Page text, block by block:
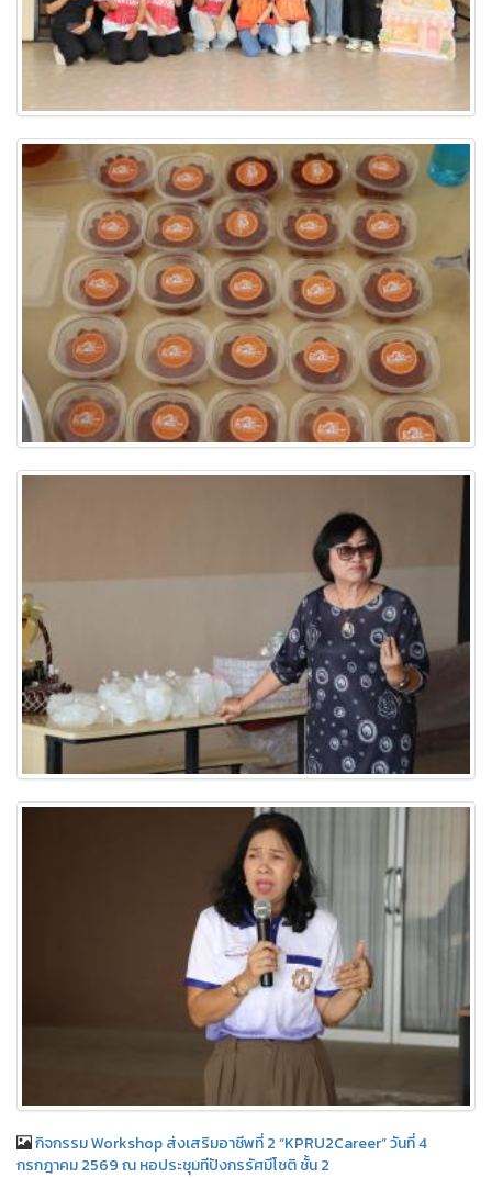
กิจกรรม Workshop ส่งเสริมอาชีพที่ 2 “KPRU2Career” วันที่ 4
กรกฎาคม 2569 ณ หอประชุมทีปังกรรัศมีโชติ ชั้น 2